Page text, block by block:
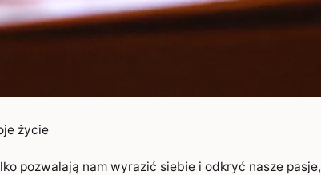
życie
pozwalają nam wyrazić siebie i odkryć nasze pasje,